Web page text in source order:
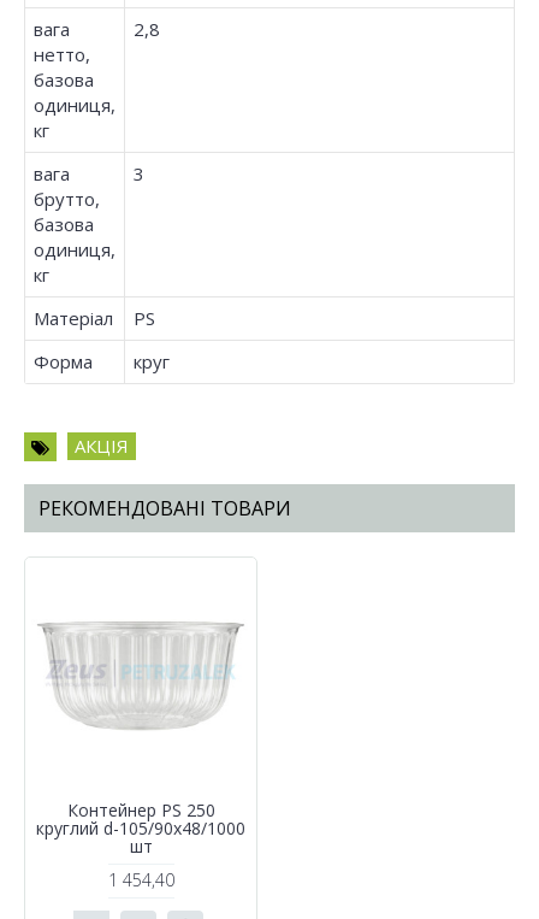
вага
нетто,
базова
одиниця,
кг
2,8
вага
брутто,
базова
одиниця,
кг
3
Матеріал
PS
Форма
круг
АКЦІЯ
РЕКОМЕНДОВАНІ ТОВАРИ
Контейнер PS 250
круглий d-105/90х48/1000
шт
1 454,40